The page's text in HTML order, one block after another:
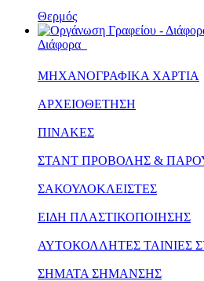
Θερμός
Διάφορα
ΜΗΧΑΝΟΓΡΑΦΙΚΑ ΧΑΡΤΙΑ
ΑΡΧΕΙΟΘΕΤΗΣΗ
ΠΙΝΑΚΕΣ
ΣΤΑΝΤ ΠΡΟΒΟΛΗΣ &
ΣΑΚΟΥΛΟΚΛΕΙΣΤΕΣ
ΕΙΔΗ ΠΛΑΣΤΙΚΟΠΟΙΗΣΗΣ
ΑΥΤΟΚΟΛΛΗΤΕΣ ΤΑΙΝΙΕΣ
ΣΗΜΑΤΑ ΣΗΜΑΝΣΗΣ